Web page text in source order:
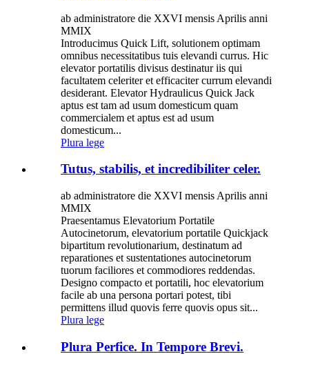
ab administratore die XXVI mensis Aprilis anni
MMIX
Introducimus Quick Lift, solutionem optimam
omnibus necessitatibus tuis elevandi currus. Hic
elevator portatilis divisus destinatur iis qui
facultatem celeriter et efficaciter currum elevandi
desiderant. Elevator Hydraulicus Quick Jack
aptus est tam ad usum domesticum quam
commercialem et aptus est ad usum
domesticum...
Plura lege
Tutus, stabilis, et incredibiliter celer.
ab administratore die XXVI mensis Aprilis anni
MMIX
Praesentamus Elevatorium Portatile
Autocinetorum, elevatorium portatile Quickjack
bipartitum revolutionarium, destinatum ad
reparationes et sustentationes autocinetorum
tuorum faciliores et commodiores reddendas.
Designo compacto et portatili, hoc elevatorium
facile ab una persona portari potest, tibi
permittens illud quovis ferre quovis opus sit...
Plura lege
Plura Perfice. In Tempore Brevi.